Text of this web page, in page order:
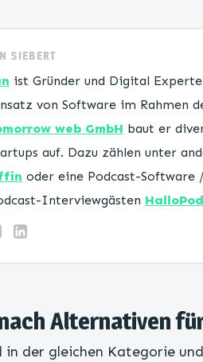
SIEBERT
ist Gründer und Digital
von Software im Rahmen
web GmbH baut er
auf. Dazu zählen unter
oder eine Podcast-
Interviewgästen
Alternativen
in der gleichen Kategorie